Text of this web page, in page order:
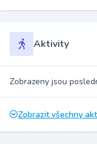
Aktivity
Zobrazeny jsou
Zobrazit všechny